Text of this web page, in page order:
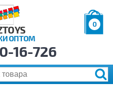
ОПТОМ
0
р.
16-726